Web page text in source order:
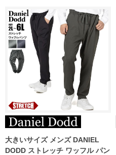
大きいサイズ メンズ DANIEL
DODD ストレッチ ワッフル パン